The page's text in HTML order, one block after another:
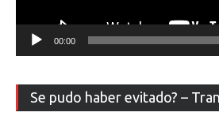
00:00
Se pudo haber evitado? –